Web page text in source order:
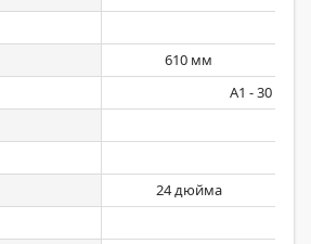
610 мм
A1 - 30
24 дюйма